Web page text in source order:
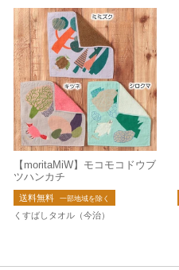
【moritaMiW】モコモコドウブ
ツハンカチ
送料無料 一部地域を除く
くすばしタオル（今治）